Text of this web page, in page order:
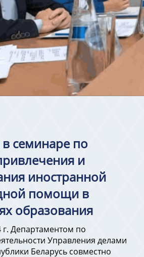
семинаре по
и
иностранной
помощи в
образования
г. Департаментом по
Управления делами
Беларусь совместно